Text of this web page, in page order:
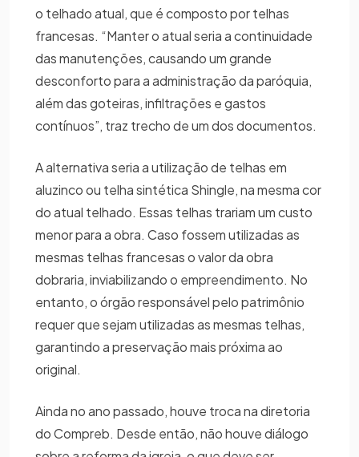
o telhado atual, que é composto por telhas
francesas. “Manter o atual seria a continuidade
das manutenções, causando um grande
desconforto para a administração da paróquia,
além das goteiras, infiltrações e gastos
contínuos”, traz trecho de um dos documentos.
A alternativa seria a utilização de telhas em
aluzinco ou telha sintética Shingle, na mesma cor
do atual telhado. Essas telhas trariam um custo
menor para a obra. Caso fossem utilizadas as
mesmas telhas francesas o valor da obra
dobraria, inviabilizando o empreendimento. No
entanto, o órgão responsável pelo patrimônio
requer que sejam utilizadas as mesmas telhas,
garantindo a preservação mais próxima ao
original.
Ainda no ano passado, houve troca na diretoria
do Compreb. Desde então, não houve diálogo